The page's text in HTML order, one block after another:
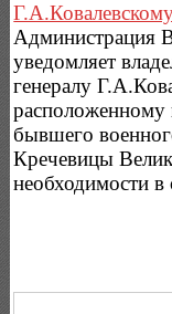
Г.А.Ковалевскому
Администрация
уведомляет
генералу
расположенному
бывшего
Кречевицы
необходимости